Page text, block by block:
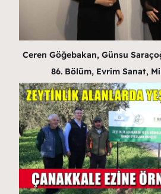
Ceren Göğebakan, Günsu
86. Bölüm, Evrim Sanat,